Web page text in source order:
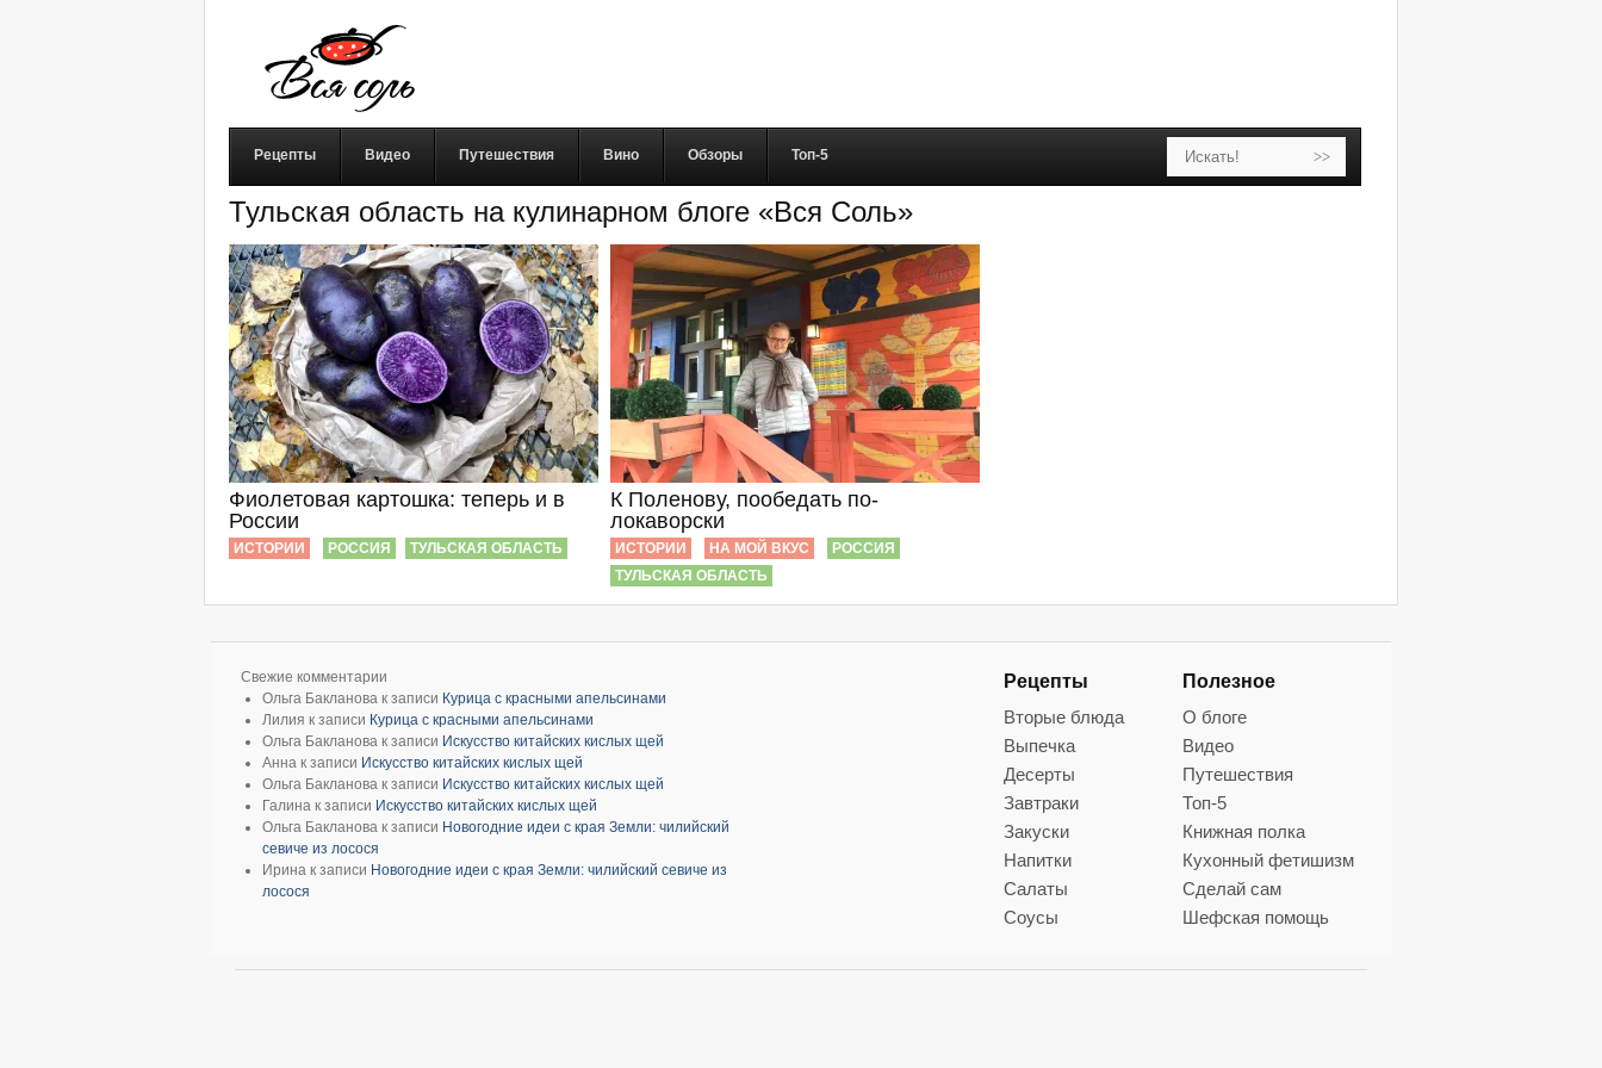
Рецепты Видео Путешествия Вино Обзоры Топ-5
Тульская область на кулинарном блоге «Вся Соль»
Фиолетовая картошка: теперь и в
России
ИСТОРИИ РОССИЯ ТУЛЬСКАЯ ОБЛАСТЬ
К Поленову, пообедать по-
локаворски
ИСТОРИИ НА МОЙ ВКУС
РОССИЯ
ТУЛЬСКАЯ ОБЛАСТЬ
Свежие комментарии
Ольга Бакланова к записи Курица с красными апельсинами
Лилия к записи Курица с красными апельсинами
Ольга Бакланова к записи Искусство китайских кислых щей
Анна к записи Искусство китайских кислых щей
Ольга Бакланова к записи Искусство китайских кислых щей
Галина к записи Искусство китайских кислых щей
Ольга Бакланова к записи Новогодние идеи с края Земли: чилийский
севиче из лосося
Ирина к записи Новогодние идеи с края Земли: чилийский севиче из
лосося
Рецепты
Вторые блюда
Выпечка
Десерты
Завтраки
Закуски
Напитки
Салаты
Соусы
Полезное
О блоге
Видео
Путешествия
Топ-5
Книжная полка
Кухонный фетишизм
Сделай сам
Шефская помощь